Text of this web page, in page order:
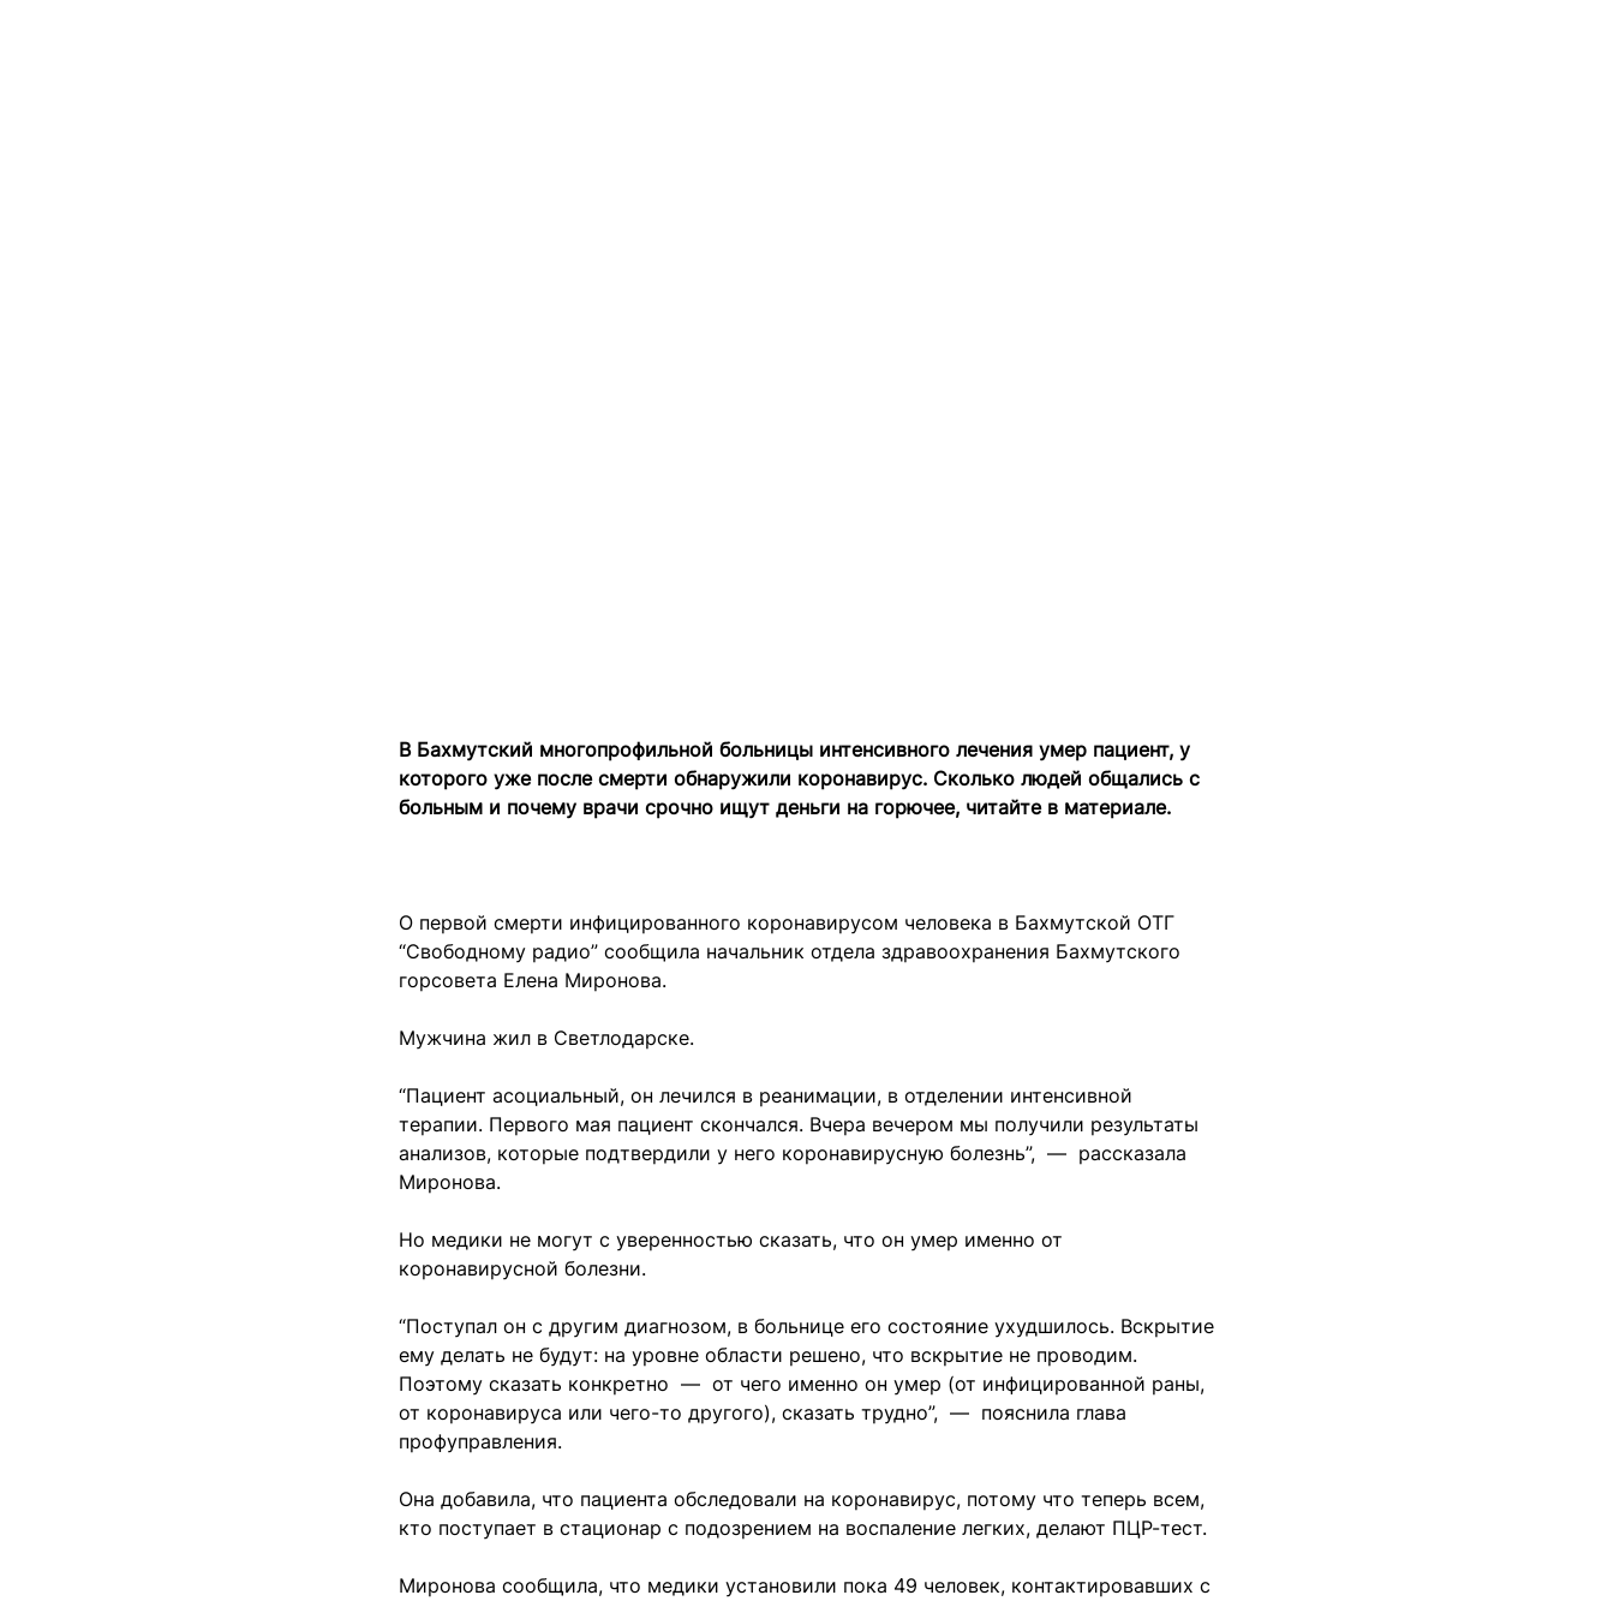
В Бахмутский многопрофильной больницы интенсивного лечения умер пациент, у
которого уже после смерти обнаружили коронавирус. Сколько людей общались с
больным и почему врачи срочно ищут деньги на горючее, читайте в материале.
О первой смерти инфицированного коронавирусом человека в Бахмутской ОТГ
“Свободному радио” сообщила начальник отдела здравоохранения Бахмутского
горсовета Елена Миронова.
Мужчина жил в Светлодарске.
“Пациент асоциальный, он лечился в реанимации, в отделении интенсивной
терапии. Первого мая пациент скончался. Вчера вечером мы получили результаты
анализов, которые подтвердили у него коронавирусную болезнь”, — рассказала
Миронова.
Но медики не могут с уверенностью сказать, что он умер именно от
коронавирусной болезни.
“Поступал он с другим диагнозом, в больнице его состояние ухудшилось. Вскрытие
ему делать не будут: на уровне области решено, что вскрытие не проводим.
Поэтому сказать конкретно — от чего именно он умер (от инфицированной раны,
от коронавируса или чего-то другого), сказать трудно”, — пояснила глава
профуправления.
Она добавила, что пациента обследовали на коронавирус, потому что теперь всем,
кто поступает в стационар с подозрением на воспаление легких, делают ПЦР-тест.
Миронова сообщила, что медики установили пока 49 человек, контактировавших с